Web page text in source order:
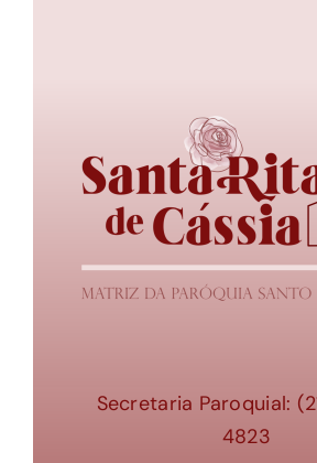
Secretaria Paroquial:
4823